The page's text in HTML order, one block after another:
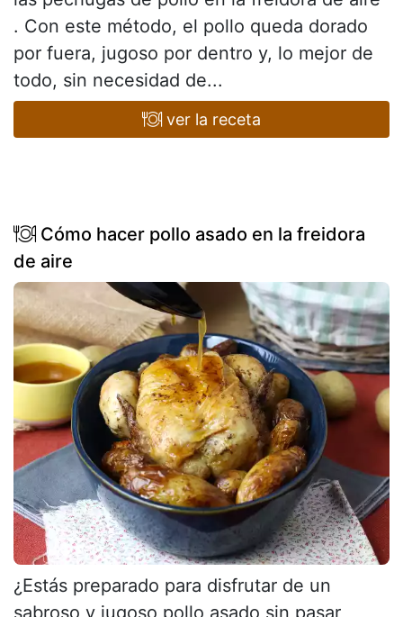
. Con este método, el pollo queda dorado
por fuera, jugoso por dentro y, lo mejor de
todo, sin necesidad de...
ver la receta
Cómo hacer pollo asado en la freidora
de aire
¿Estás preparado para disfrutar de un
sabroso y jugoso pollo asado sin pasar